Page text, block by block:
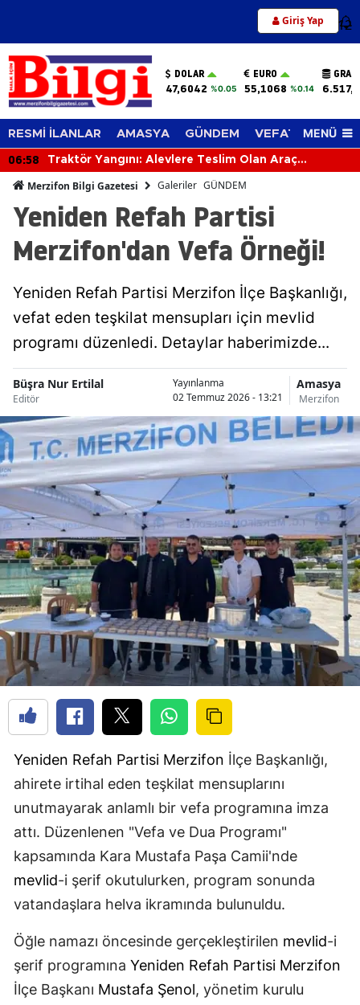
Giriş Yap 12
DOLAR
47,6042 %0.05
EURO
55,1068 %0.14
RESMİ İLANLAR AMASYA GÜNDEM VEFAT EDENLER
MENÜ
06:58
Traktör Yangını: Alevlere Teslim Olan Araç
Merzifon Bilgi Gazetesi Galeriler GÜNDEM
Yeniden Refah Partisi
Merzifon'dan Vefa Örneği!
Yeniden Refah Partisi Merzifon İlçe Başkanlığı,
vefat eden teşkilat mensupları için mevlid
programı düzenledi. Detaylar haberimizde...
Büşra Nur Ertilal
Editör
Yayınlanma
02 Temmuz 2026 - 13:21
Amasya
Merzifon
Yeniden Refah Partisi Merzifon İlçe Başkanlığı,
ahirete irtihal eden teşkilat mensuplarını
unutmayarak anlamlı bir vefa programına imza
attı. Düzenlenen "Vefa ve Dua Programı"
kapsamında Kara Mustafa Paşa Camii'nde
mevlid-i şerif okutulurken, program sonunda
vatandaşlara helva ikramında bulunuldu.
Öğle namazı öncesinde gerçekleştirilen mevlid-i
şerif programına Yeniden Refah Partisi Merzifon
İlçe Başkanı Mustafa Şenol, yönetim kurulu